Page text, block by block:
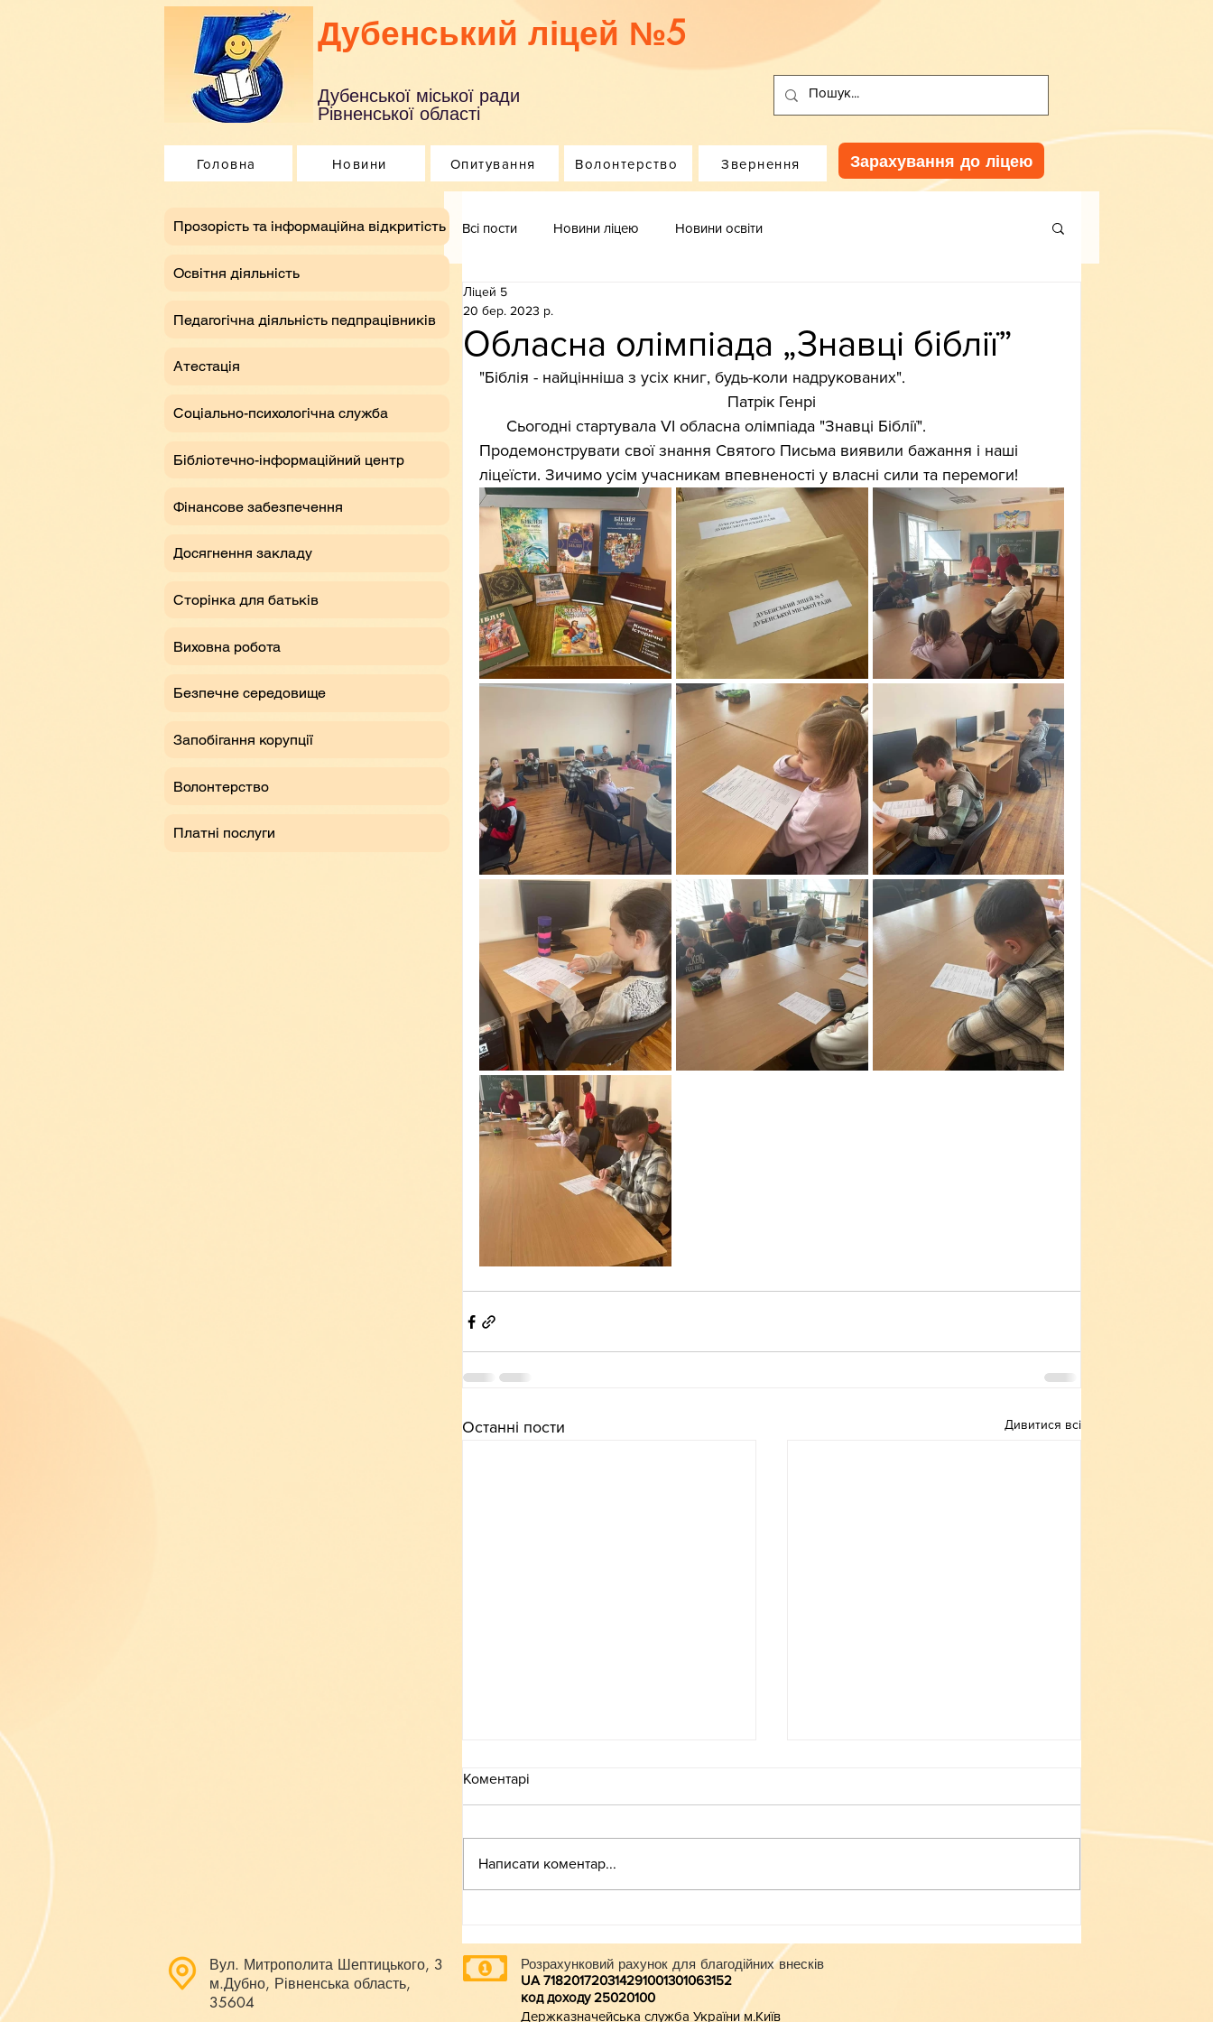
Дубенський ліцей №5
Дубенської міської ради
Рівненської області
Головна Новини Опитування Волонтерство Звернення Зарахування до ліцею
Всі пости Новини ліцею Новини освіти
Обласна олімпіада „Знавці біблії”
Ліцей 5
20 бер. 2023 р.
"Біблія - найцінніша з усіх книг, будь-коли надрукованих".
                                                       Патрік Генрі
Продемонструвати свої знання Святого Письма виявили бажання і наші
ліцеїсти. Зичимо усім учасникам впевненості у власні сили та перемоги!
Останні пости Дивитися всі
Небезпека зачепінгу
Коментарі
Написати коментар...
​Прозорість та інформаційна відкритість
Освітня діяльність
Педагогічна діяльність педпрацівників
Атестація
Соціально-психологічна служба
Бібліотечно-інформаційний центр
Фінансове забезпечення
Досягнення закладу
Сторінка для батьків
Виховна робота
Безпечне середовище
Запобігання корупції
Волонтерство
Платні послуги
Вул. Митрополита Шептицького, 3
м.Дубно, Рівненська область,
35604
Розрахунковий рахунок для благодійних внесків
UA 718201720314291001301063152
код доходу 25020100
Держказначейська служба України м.Київ